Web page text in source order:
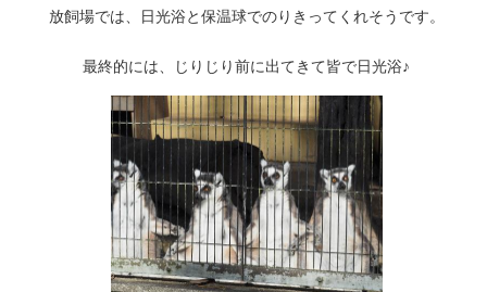
放飼場では、日光浴と保温球でのりきってくれそうです。
最終的には、じりじり前に出てきて皆で日光浴♪